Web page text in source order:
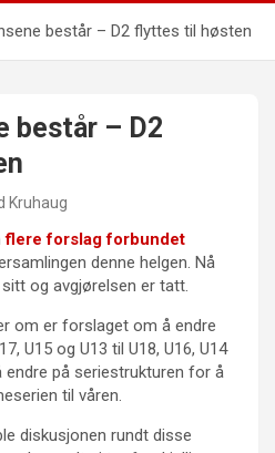
består – D2 flyttes til høsten
består – D2
Kruhaug
flere forslag forbundet
denne helgen. Nå
og avgjørelsen er tatt.
om er forslaget om å endre
U15 og U13 til U18, U16, U14
på seriestrukturen for å
til våren.
diskusjonen rundt disse